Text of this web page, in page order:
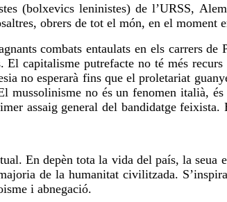
(bolxevics leninistes) de l’URSS,
obrers de tot el món, en el moment
combats entaulats en els carrers
El capitalisme putrefacte no té més
no esperarà fins que el proletariat
mussolinisme no és un fenomen italià,
assaig general del bandidatge
En depèn tota la vida del país, la
de la humanitat civilitzada.
i abnegació.